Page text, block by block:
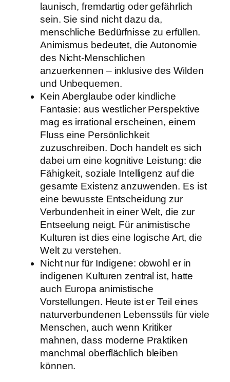
launisch, fremdartig oder gefährlich
sein. Sie sind nicht dazu da,
menschliche Bedürfnisse zu erfüllen.
Animismus bedeutet, die Autonomie
des Nicht-Menschlichen
anzuerkennen – inklusive des Wilden
und Unbequemen.
Kein Aberglaube oder kindliche
Fantasie: aus westlicher Perspektive
mag es irrational erscheinen, einem
Fluss eine Persönlichkeit
zuzuschreiben. Doch handelt es sich
dabei um eine kognitive Leistung: die
Fähigkeit, soziale Intelligenz auf die
gesamte Existenz anzuwenden. Es ist
eine bewusste Entscheidung zur
Verbundenheit in einer Welt, die zur
Entseelung neigt. Für animistische
Kulturen ist dies eine logische Art, die
Welt zu verstehen.
Nicht nur für Indigene: obwohl er in
indigenen Kulturen zentral ist, hatte
auch Europa animistische
Vorstellungen. Heute ist er Teil eines
naturverbundenen Lebensstils für viele
Menschen, auch wenn Kritiker
mahnen, dass moderne Praktiken
manchmal oberflächlich bleiben
können.